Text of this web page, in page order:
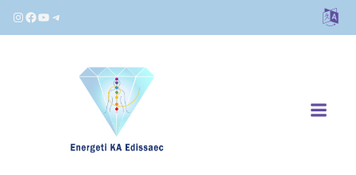
Instagram
Facebook
YouTube
Telegram